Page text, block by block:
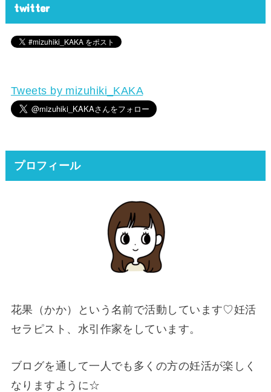
twitter
Tweets by mizuhiki_KAKA
プロフィール
花果（かか）という名前で活動しています♡妊活
セラピスト、水引作家をしています。
ブログを通して一人でも多くの方の妊活が楽しく
なりますように☆